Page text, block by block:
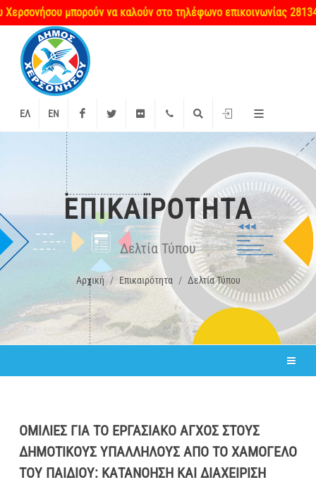
μπορούν να καλούν στο τηλέφωνο επικοινωνίας
ΕΛ EN FacebookTwitter Flickr +2897 340000Αναζήτηση
Είσοδος
ΕΠΙΚΑΙΡΌΤΗΤΑ
Δελτία Τύπου
Αρχική Επικαιρότητα Δελτία Τύπου
ΟΜΙΛΙΕΣ ΓΙΑ ΤΟ ΕΡΓΑΣΙΑΚΟ ΑΓΧΟΣ ΣΤΟΥΣ
ΔΗΜΟΤΙΚΟΥΣ ΥΠΑΛΛΗΛΟΥΣ ΑΠΟ ΤΟ ΧΑΜΟΓΕΛΟ
ΤΟΥ ΠΑΙΔΙΟΥ: ΚΑΤΑΝΟΗΣΗ ΚΑΙ ΔΙΑΧΕΙΡΙΣΗ